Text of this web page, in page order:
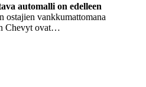
automalli on edelleen
ostajien vankkumattomana
Chevyt ovat…